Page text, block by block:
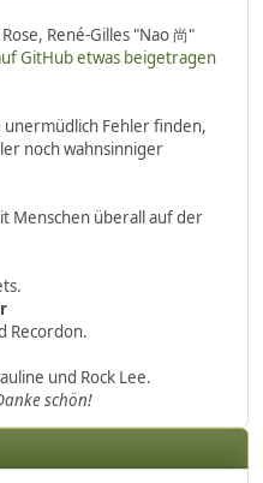
René-Gilles "Nao 尚"
GitHub etwas beigetragen
Fehler finden,
noch wahnsinniger
Menschen überall auf der
Recordon.
und Rock Lee.
schön!